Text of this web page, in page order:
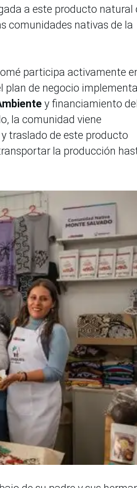
a este producto natural
comunidades nativas de la
participa activamente
plan de negocio
y financiamiento
la comunidad viene
traslado de este producto
la producción